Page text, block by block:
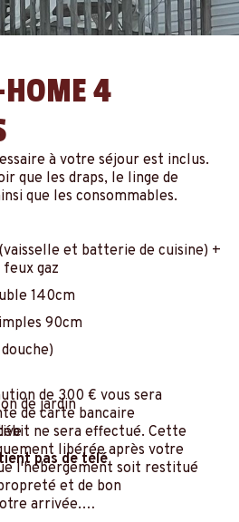
4
à votre séjour est inclus.
que les draps, le linge de
que les consommables.
et batterie de cuisine) +
gaz
140cm
90cm
de jardin
pas de télé
de 300 € vous sera
de carte bancaire
ne sera effectué. Cette
libérée après votre
l'hébergement soit restitué
et de bon
arrivée.